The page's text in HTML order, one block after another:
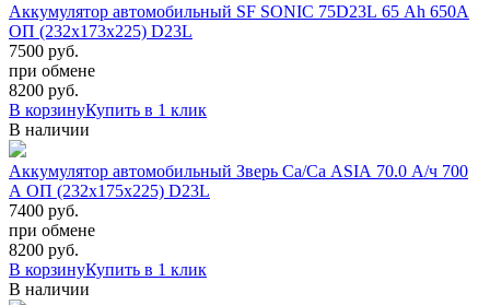
Аккумулятор автомобильный SF SONIC 75D23L 65 Ah 650A
ОП (232x173x225) D23L
7500 руб.
при обмене
8200 руб.
В корзинуКупить в 1 клик
В наличии
Аккумулятор автомобильный Зверь Са/Са ASIA 70.0 А/ч 700
А ОП (232x175x225) D23L
7400 руб.
при обмене
8200 руб.
В корзинуКупить в 1 клик
В наличии